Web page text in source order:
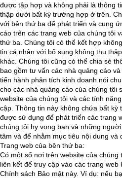
được tập hợp và không phải là thông
thập dưới bất kỳ trường hợp ở trên.
với bên thứ ba để phát triển và cung
cáo trên các trang web của chúng tôi
thứ ba. Chúng tôi có thể kết hợp
tin cá nhân với bổ sung không thu
khác. Chúng tôi cũng có thể chia sẻ
bao gồm tư vấn các nhà quảng cáo
tiến hành phân tích kinh doanh nói
cho các nhà quảng cáo của chúng tôi
website của chúng tôi và các tính
cập. Thông tin này không chứa bất kỳ
được sử dụng để phát triển các trang
chúng tôi hy vọng bạn và những
tâm và để nhằm mục tiêu nội dung và
Trang web của bên thứ ba:
Có một số nơi trên website của
liên kết để truy cập vào các trang
Chính sách Bảo mật này. Ví dụ: nếu